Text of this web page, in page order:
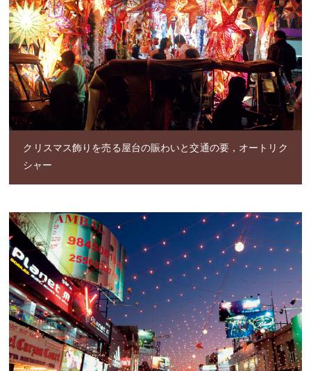
クリスマス飾りを売る屋台の賑わいと交通の要，オートリク
シャー